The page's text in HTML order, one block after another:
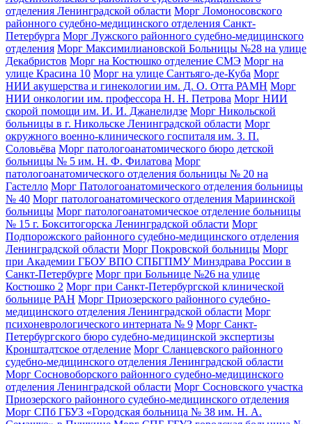
отделения Ленинградской области Морг Ломоносовского
районного судебно-медицинского отделения Санкт-
Петербурга Морг Лужского районного судебно-медицинского
отделения Морг Максимилиановской Больницы №28 на улице
Декабристов Морг на Костюшко отделение СМЭ Морг на
улице Красина 10 Морг на улице Сантьяго-де-Куба Морг
НИИ акушерства и гинекологии им. Д. О. Отта РАМН Морг
НИИ онкологии им. профессора Н. Н. Петрова Морг НИИ
скорой помощи им. И. И. Джанелидзе Морг Никольской
больницы в г. Никольске Ленинградской области Морг
окружного военно-клинического госпиталя им. З. П.
Соловьёва Морг патологоанатомического бюро детской
больницы № 5 им. Н. Ф. Филатова Морг
патологоанатомического отделения больницы № 20 на
Гастелло Морг Патологоанатомического отделения больницы
№ 40 Морг патологоанатомического отделения Мариинской
больницы Морг патологоанатомическое отделение больницы
№ 15 г. Бокситогорска Ленинградской области Морг
Подпорожского районного судебно-медицинского отделения
Ленинградской области Морг Покровской больницы Морг
при Академии ГБОУ ВПО СПБГПМУ Минздрава России в
Санкт-Петербурге Морг при Больнице №26 на улице
Костюшко 2 Морг при Санкт-Петербургской клинической
больнице РАН Морг Приозерского районного судебно-
медицинского отделения Ленинградской области Морг
психоневрологического интерната № 9 Морг Санкт-
Петербургского бюро судебно-медицинской экспертизы
Кронштадтское отделение Морг Сланцевского районного
судебно-медицинского отделения Ленинградской области
Морг Сосновоборского районного судебно-медицинского
отделения Ленинградской области Морг Сосновского участка
Приозерского районного судебно-медицинского отделения
Морг СПб ГБУЗ «Городская больница № 38 им. Н. А.